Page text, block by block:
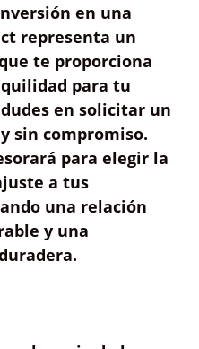
en una
representa un
te proporciona
para tu
en solicitar un
y sin compromiso.
para elegir la
a tus
una relación
y una